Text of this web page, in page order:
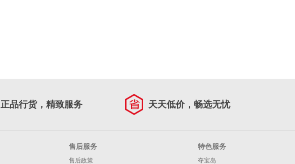
正品行货，精致服务 天天低价，畅选无忧
售后服务
售后政策
特色服务
夺宝岛